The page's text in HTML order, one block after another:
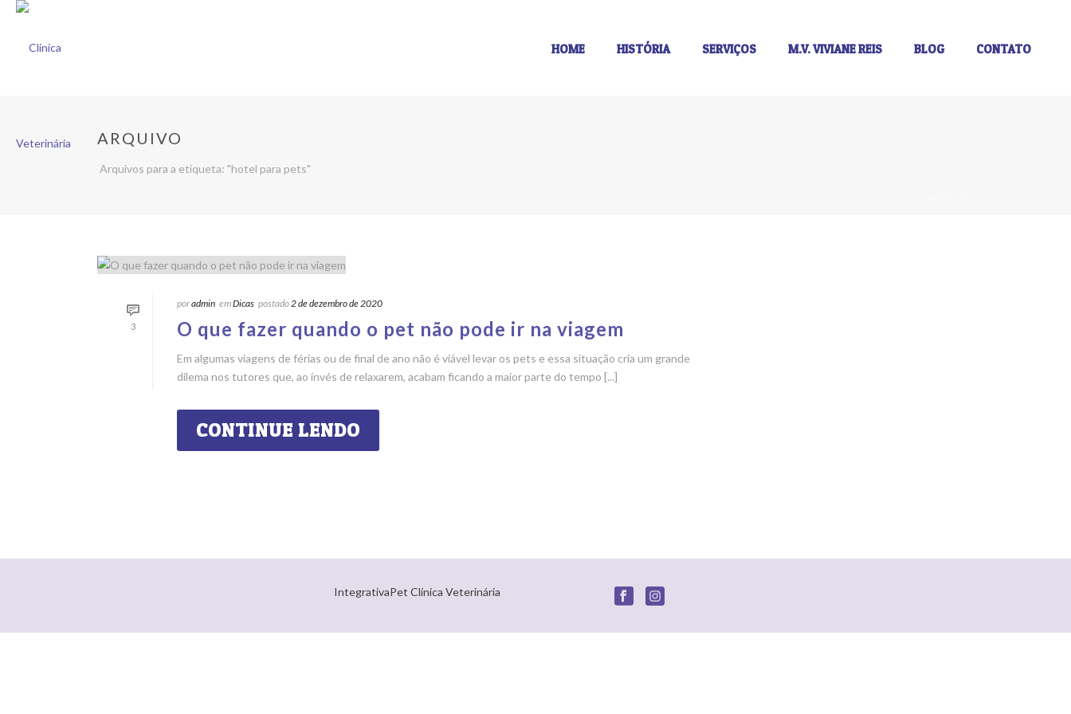
HOME HISTÓRIA SERVIÇOS M.V. VIVIANE REIS BLOG CONTATO
ARQUIVO
Arquivos para a etiqueta: "hotel para pets"
3
poradmin emDicas postado 2 de dezembro de 2020
O que fazer quando o pet não pode ir na viagem
Em algumas viagens de férias ou de final de ano não é viável levar os pets e essa situação cria um grande
dilema nos tutores que, ao invés de relaxarem, acabam ficando a maior parte do tempo [...]
CONTINUE LENDO
IntegrativaPet Clínica Veterinária